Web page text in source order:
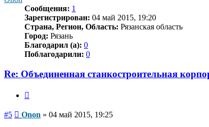
Сообщения: 1
Зарегистрирован: 04 май 2015, 19:20
Страна, Регион, Область: Рязанская область
Город: Рязань
Благодарил (а): 0
Поблагодарили: 0
Re: Объединенная станкостроительная
#5 Сообщение
Onon » 04 май 2015, 19:25